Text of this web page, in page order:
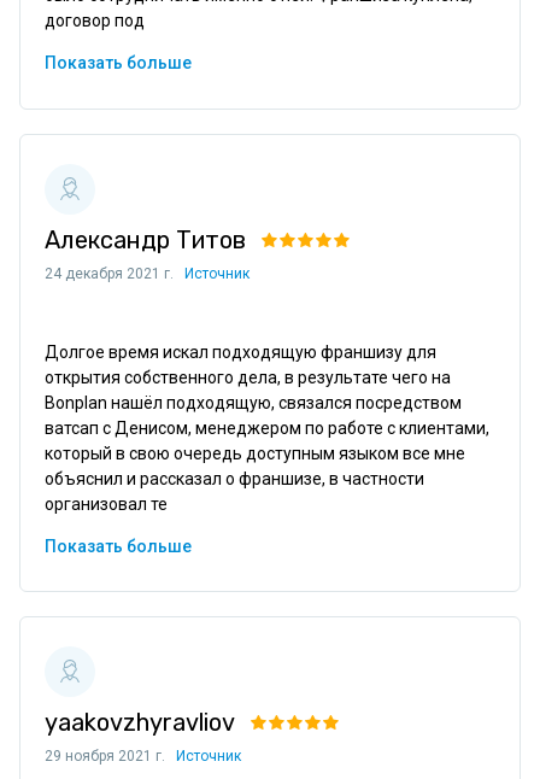
договор под
Показать больше
Александр Титов
24 декабря 2021 г. Источник
Долгое время искал подходящую франшизу для
открытия собственного дела, в результате чего на
Bonplan нашёл подходящую, связался посредством
ватсап с Денисом, менеджером по работе с клиентами,
который в свою очередь доступным языком все мне
объяснил и рассказал о франшизе, в частности
организовал те
Показать больше
yaakovzhyravliov
29 ноября 2021 г. Источник